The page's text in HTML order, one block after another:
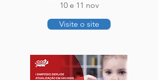
10 e 11 nov
Visite o site